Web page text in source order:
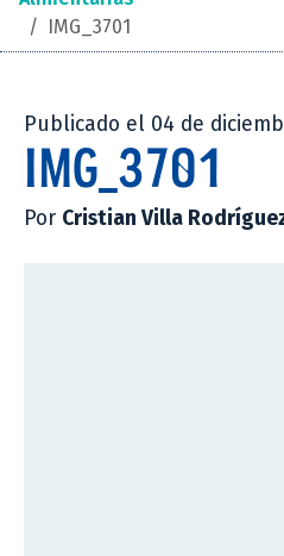
/ IMG_3701
Publicado el 04 de
IMG_3701
Por Cristian Villa